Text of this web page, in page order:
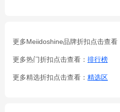
更多Meiidoshine品牌折扣点击查看
更多热门折扣点击查看： 排行榜
更多精选折扣点击查看： 精选区